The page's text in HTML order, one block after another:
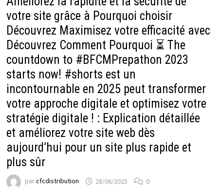
votre site grâce à Pourquoi choisir
Découvrez Maximisez votre efficacité avec
Découvrez Comment Pourquoi ⏳ The
countdown to #BFCMPrepathon 2023
starts now! #shorts est un
incontournable en 2025 peut transformer
votre approche digitale et optimisez votre
stratégie digitale ! : Explication détaillée
et améliorez votre site web dès
aujourd’hui pour un site plus rapide et
plus sûr
parcfcdistribution 28/06/2025 0